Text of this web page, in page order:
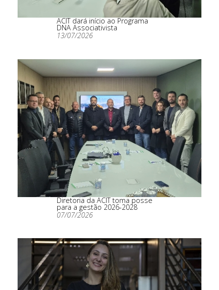
ACIT dará início ao Programa
DNA Associativista
13/07/2026
Diretoria da ACIT toma posse
para a gestão 2026-2028
07/07/2026